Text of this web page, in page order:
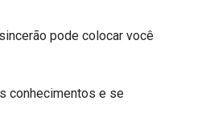
pode colocar você
conhecimentos e se